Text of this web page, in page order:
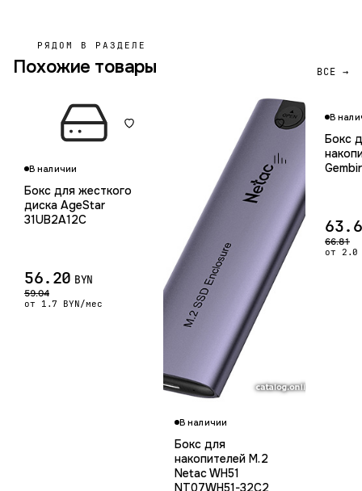
РЯДОМ В РАЗДЕЛЕ
Похожие товары ВСЕ →
В наличии
Бокс для жесткого
диска AgeStar
31UB2A12C
56.20 BYN
59.04
от 1.7 BYN/мес
В наличии
Бокс для
накопителей M.2
Netac WH51
NT07WH51-32C2
В
Бокс
66.81
от 2.0